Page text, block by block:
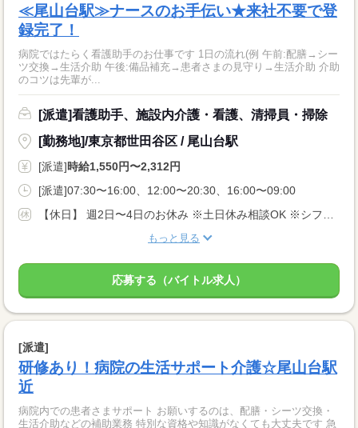
≪尾山台駅≫ナースのお手伝い★来社不要で登
録完了！
病院ではたらく看護助手のお仕事です 1日の流れ(例 午前:配膳→シー
ツ交換→生活介助 午後:備品補充→患者さまの見守り→生活介助 介助
のコツは先輩が...
[派遣]看護助手、施設内介護・看護、清掃員・掃除
[勤務地]/東京都世田谷区 / 尾山台駅
[派遣]時給1,550円〜2,312円
[派遣]07:30〜16:00、12:00〜20:30、16:00〜09:00
【休日】 週2日〜4日のお休み ※土日休み相談OK ※シフト希望考慮
もっと見る
応募する（バイトル求人）
[派遣]
研修あり！病院の生活サポート介護☆尾山台駅
近
病院内での患者さまサポート お願いするのは、配膳・シーツ交換・
生活介助などの補助業務 特別な資格や知識がなくても大丈夫です 急